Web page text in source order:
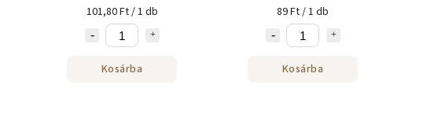
101,80 Ft / 1 db
Kosárba
89 Ft / 1 db
Kosárba